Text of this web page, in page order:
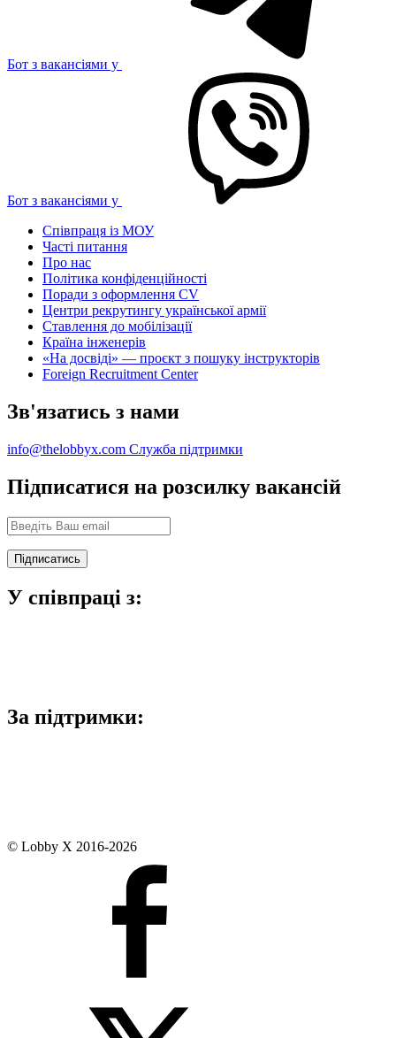
Бот з вакансіями у
Бот з вакансіями у
Співпраця із МОУ
Часті питання
Про нас
Політика конфіденційності
Поради з оформлення CV
Центри рекрутингу української армії
Ставлення до мобілізації
Країна інженерів
«На досвіді» — проєкт з пошуку інструкторів
Foreign Recruitment Center
Зв'язатись з нами
info@thelobbyx.com Служба підтримки
Підписатися на розсилку вакансій
У співпраці з:
За підтримки:
© Lobby X 2016-2026